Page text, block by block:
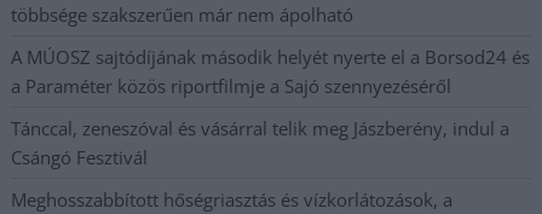
többsége szakszerűen már nem ápolható
A MÚOSZ sajtódíjának második helyét nyerte el a Borsod24 és
a Paraméter közös riportfilmje a Sajó szennyezéséről
Tánccal, zeneszóval és vásárral telik meg Jászberény, indul a
Csángó Fesztivál
Meghosszabbított hőségriasztás és vízkorlátozások, a